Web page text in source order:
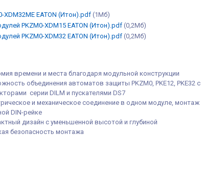
EATON (Итон).pdf(1Мб)
PKZM0-XDM15 EATON (Итон).pdf (0,2Мб)
PKZM0-XDM32 EATON (Итон).pdf (0,2Мб)
времени и места благодаря модульной конструкции
объединения автоматов защиты PKZM0, PKE12, PKE32 с
серии DILM и пускателями DS7
и механическое соединение в одном модуле, монтаж
DIN-рейке
дизайн с уменьшенной высотой и глубиной
безопасность монтажа